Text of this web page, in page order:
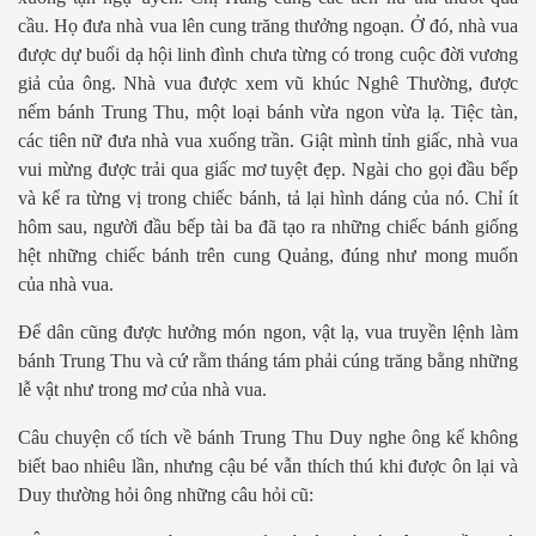
cầu. Họ đưa nhà vua lên cung trăng thưởng ngoạn. Ởđó, nhà vua
được dự buổi dạ hội linh đình chưa từng có trong cuộc đời vương
giả của ông. Nhà vua được xem vũ khúc Nghê Thường, được
nếm bánh Trung Thu, một loại bánh vừa ngon vừa lạ. Tiệc tàn,
các tiên nữ đưa nhà vua xuống trần. Giật mình tỉnh giấc, nhà vua
vui mừng được trải qua giấc mơtuyệt đẹp. Ngài cho gọi đầu bếp
và kể ra từng vị trong chiếc bánh, tả lại hình dáng của nó. Chỉ ít
hôm sau, người đầu bếp tài ba đã tạo ra những chiếc bánh giống
hệt những chiếc bánh trên cung Quảng, đúng như mong muốn
của nhà vua.
Để dân cũng được hưởng món ngon, vật lạ, vua truyền lệnh làm
bánh Trung Thu và cứ rằm tháng tám phải cúng trăng bằng những
lễ vật như trong mơcủa nhà vua.
Câu chuyện cổ tích về bánh Trung Thu Duy nghe ông kể không
biết bao nhiêu lần, nhưng cậu bé vẫn thích thú khi được ôn lại và
Duy thường hỏi ông những câu hỏi cũ: